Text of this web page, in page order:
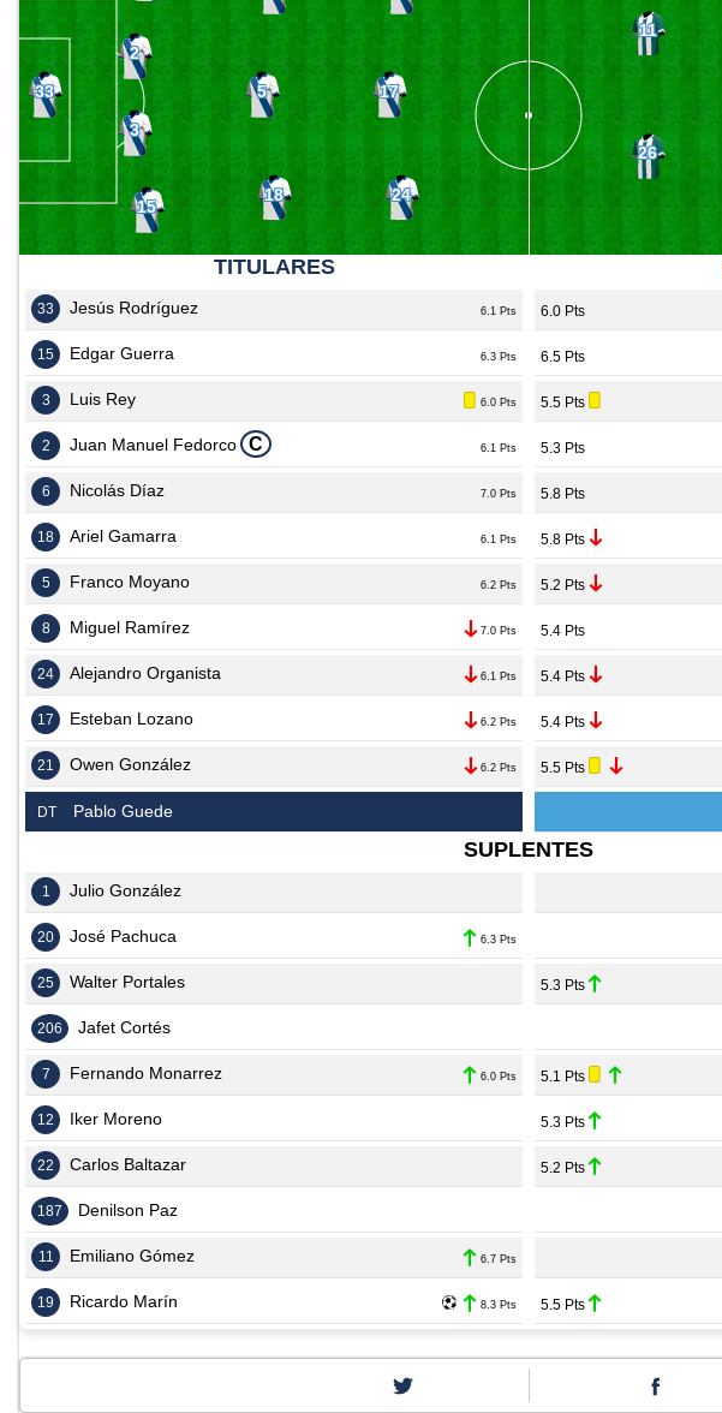
33
2
3
15
5
18
17
24
11
26
TITULARES
33 Jesús Rodríguez 6.1 Pts
15 Edgar Guerra 6.3 Pts
3 Luis Rey 6.0 Pts
2 Juan Manuel Fedorco C 6.1 Pts
6 Nicolás Díaz 7.0 Pts
18 Ariel Gamarra 6.1 Pts
5 Franco Moyano 6.2 Pts
8 Miguel Ramírez 7.0 Pts
24 Alejandro Organista 6.1 Pts
17 Esteban Lozano 6.2 Pts
21 Owen González 6.2 Pts
DT Pablo Guede
6.0 Pts
6.5 Pts
5.5 Pts
5.3 Pts
5.8 Pts
5.8 Pts
5.2 Pts
5.4 Pts
5.4 Pts
5.4 Pts
5.5 Pts
SUPLENTES
1 Julio González
20 José Pachuca 6.3 Pts
25 Walter Portales
206 Jafet Cortés
7 Fernando Monarrez 6.0 Pts
12 Iker Moreno
22 Carlos Baltazar
187 Denilson Paz
11 Emiliano Gómez 6.7 Pts
19 Ricardo Marín 8.3 Pts
5.3 Pts
5.1 Pts
5.3 Pts
5.2 Pts
5.5 Pts